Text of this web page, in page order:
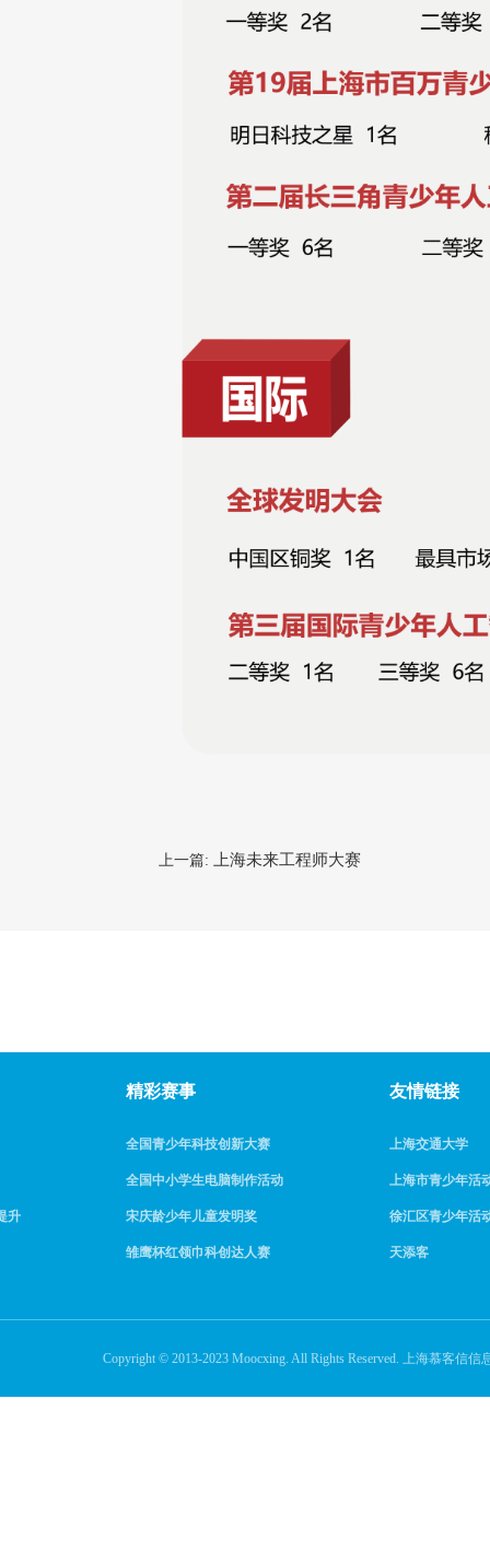
上一篇: 上海未来工程师大赛
升
精彩赛事
全国青少年科技创新大赛
全国中小学生电脑制作活动
宋庆龄少年儿童发明奖
雏鹰杯红领巾科创达人赛
友情链接
上海交通大学
上海市青少年活
徐汇区青少年活
天添客
Copyright © 2013-2023 Moocxing. All Rights Reserved. 上海慕客